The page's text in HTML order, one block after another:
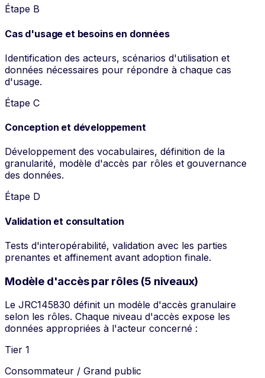
Étape B
Cas d'usage et besoins en données
Identification des acteurs, scénarios d'utilisation et
données nécessaires pour répondre à chaque cas
d'usage.
Étape C
Conception et développement
Développement des vocabulaires, définition de la
granularité, modèle d'accès par rôles et gouvernance
des données.
Étape D
Validation et consultation
Tests d'interopérabilité, validation avec les parties
prenantes et affinement avant adoption finale.
Modèle d'accès par rôles (5 niveaux)
Le JRC145830 définit un modèle d'accès granulaire
selon les rôles. Chaque niveau d'accès expose les
données appropriées à l'acteur concerné :
Tier 1
Consommateur / Grand public